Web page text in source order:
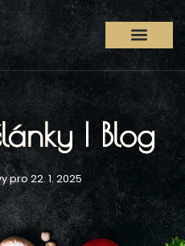
| Blog
pro 22. 1. 2025